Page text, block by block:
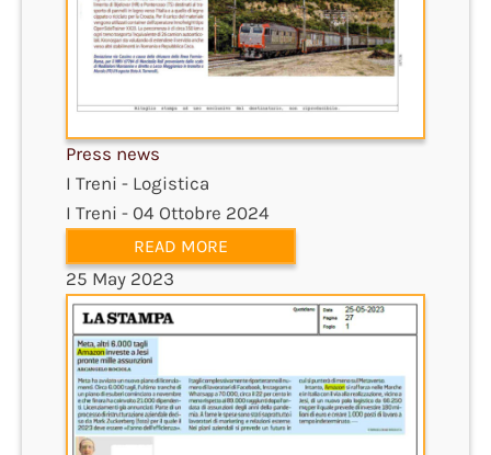
Press news
I Treni - Logistica
I Treni - 04 Ottobre 2024
READ MORE
25 May 2023